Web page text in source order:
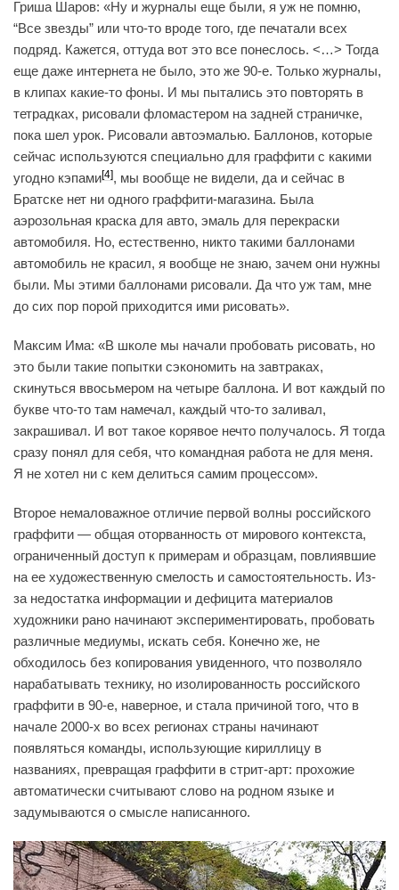
Гриша Шаров: «Ну и журналы еще были, я уж не помню,
“Все звезды” или что-то вроде того, где печатали всех
подряд. Кажется, оттуда вот это все понеслось. <…> Тогда
еще даже интернета не было, это же 90-е. Только журналы,
в клипах какие-то фоны. И мы пытались это повторять в
тетрадках, рисовали фломастером на задней страничке,
пока шел урок. Рисовали автоэмалью. Баллонов, которые
сейчас используются специально для граффити с какими
угодно кэпами[4], мы вообще не видели, да и сейчас в
Братске нет ни одного граффити-магазина. Была
аэрозольная краска для авто, эмаль для перекраски
автомобиля. Но, естественно, никто такими баллонами
автомобиль не красил, я вообще не знаю, зачем они нужны
были. Мы этими баллонами рисовали. Да что уж там, мне
до сих пор порой приходится ими рисовать».
Максим Има: «В школе мы начали пробовать рисовать, но
это были такие попытки сэкономить на завтраках,
скинуться ввосьмером на четыре баллона. И вот каждый по
букве что-то там намечал, каждый что-то заливал,
закрашивал. И вот такое корявое нечто получалось. Я тогда
сразу понял для себя, что командная работа не для меня.
Я не хотел ни с кем делиться самим процессом».
Второе немаловажное отличие первой волны российского
граффити — общая оторванность от мирового контекста,
ограниченный доступ к примерам и образцам, повлиявшие
на ее художественную смелость и самостоятельность. Из-
за недостатка информации и дефицита материалов
художники рано начинают экспериментировать, пробовать
различные медиумы, искать себя. Конечно же, не
обходилось без копирования увиденного, что позволяло
нарабатывать технику, но изолированность российского
граффити в 90-е, наверное, и стала причиной того, что в
начале 2000-х во всех регионах страны начинают
появляться команды, использующие кириллицу в
названиях, превращая граффити в стрит-арт: прохожие
автоматически считывают слово на родном языке и
задумываются о смысле написанного.